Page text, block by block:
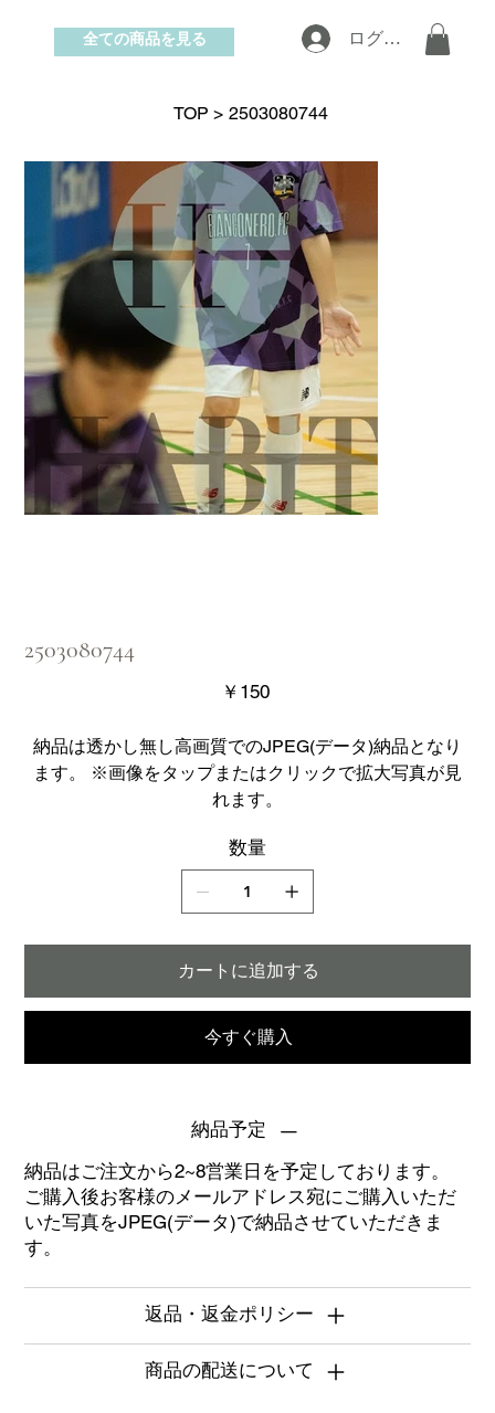
お問い合わせ
ログイン
全ての商品を見る
TOP > 2503080744
2503080744
価
格
￥150
納品は透かし無し高画質でのJPEG(データ)納品となり
ます。 ※画像をタップまたはクリックで拡大写真が見
れます。
数量
カートに追加する
今すぐ購入
納品予定
納品はご注文から2~8営業日を予定しております。
ご購入後お客様のメールアドレス宛にご購入いただ
いた写真をJPEG(データ)で納品させていただきま
す。
返品・返金ポリシー
商品の配送について